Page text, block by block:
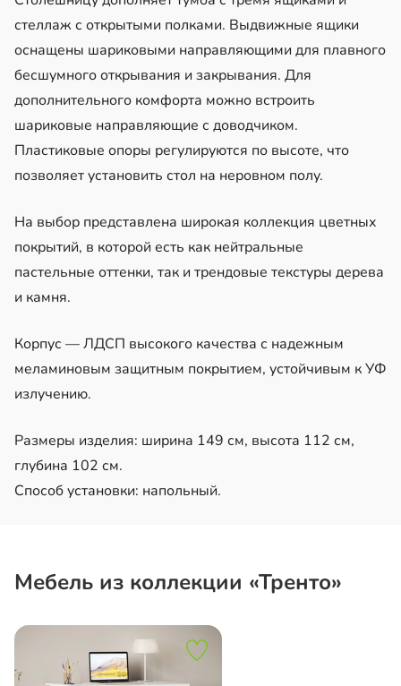
стеллаж с открытыми полками. Выдвижные ящики
оснащены шариковыми направляющими для плавного
бесшумного открывания и закрывания. Для
дополнительного комфорта можно встроить
шариковые направляющие с доводчиком.
Пластиковые опоры регулируются по высоте, что
позволяет установить стол на неровном полу.
На выбор представлена широкая коллекция цветных
покрытий, в которой есть как нейтральные
пастельные оттенки, так и трендовые текстуры дерева
и камня.
Корпус — ЛДСП высокого качества с надежным
меламиновым защитным покрытием, устойчивым к УФ
излучению.
Размеры изделия: ширина 149 см, высота 112 см,
глубина 102 см.
Способ установки: напольный.
Мебель из коллекции «Тренто»